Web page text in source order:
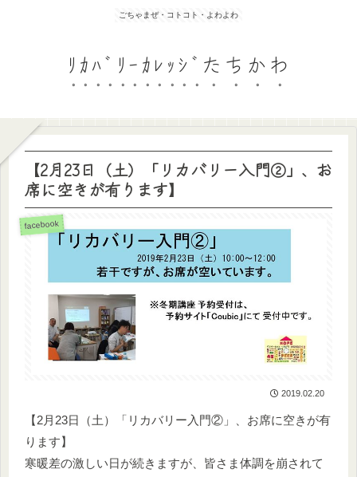
ごちゃまぜ・コトコト・よわよわ
ﾘｶﾊﾞﾘｰｶﾚｯｼﾞたちかわ
【2月23日（土）「リカバリー入門②」、お
席に空きが有ります】
facebook
2019.02.20
【2月23日（土）「リカバリー入門②」、お席に空きが有
ります】
寒暖差の激しい日が続きますが、皆さま体調を崩されて